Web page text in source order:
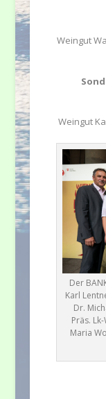
Weingut
Weingut
Der
Karl
Dr.
Präs.
Maria